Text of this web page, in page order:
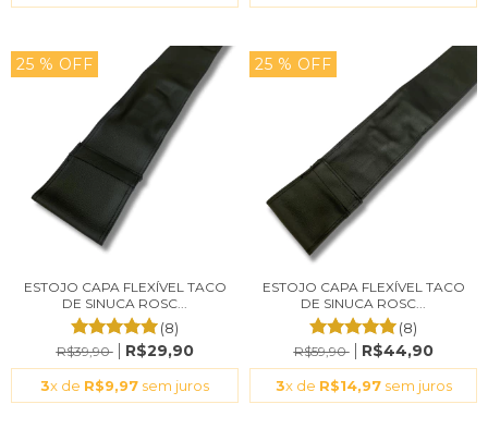
25 % OFF
ESTOJO CAPA FLEXÍVEL TACO
DE SINUCA ROSC...
(8)
R$39,90 R$29,90
3x de R$9,97 sem juros
25 % OFF
ESTOJO CAPA FLEXÍVEL TACO
DE SINUCA ROSC...
(8)
R$59,90 R$44,90
3x de R$14,97sem juros